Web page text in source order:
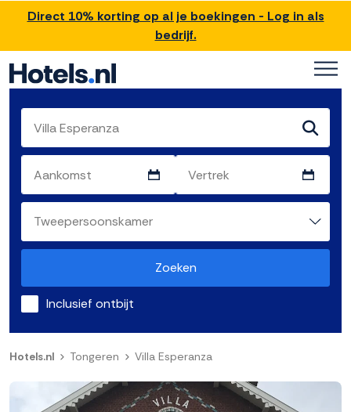
Direct 10% korting op al je boekingen - Log in als
bedrijf.
Zoeken
Inclusief ontbijt
Hotels.nl Tongeren Villa Esperanza